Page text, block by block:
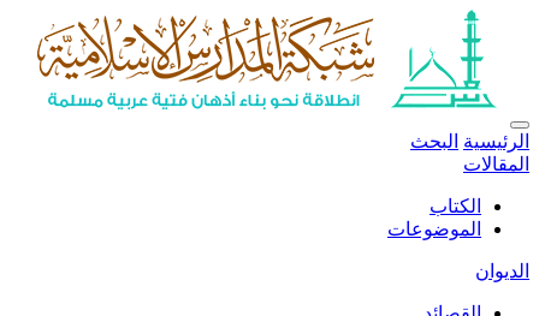
الرئيسية البحث
المقالات
الكتاب
الموضوعات
الديوان